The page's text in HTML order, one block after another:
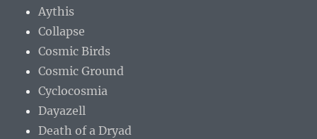
Aythis
Collapse
Cosmic Birds
Cosmic Ground
Cyclocosmia
Dayazell
Death of a Dryad